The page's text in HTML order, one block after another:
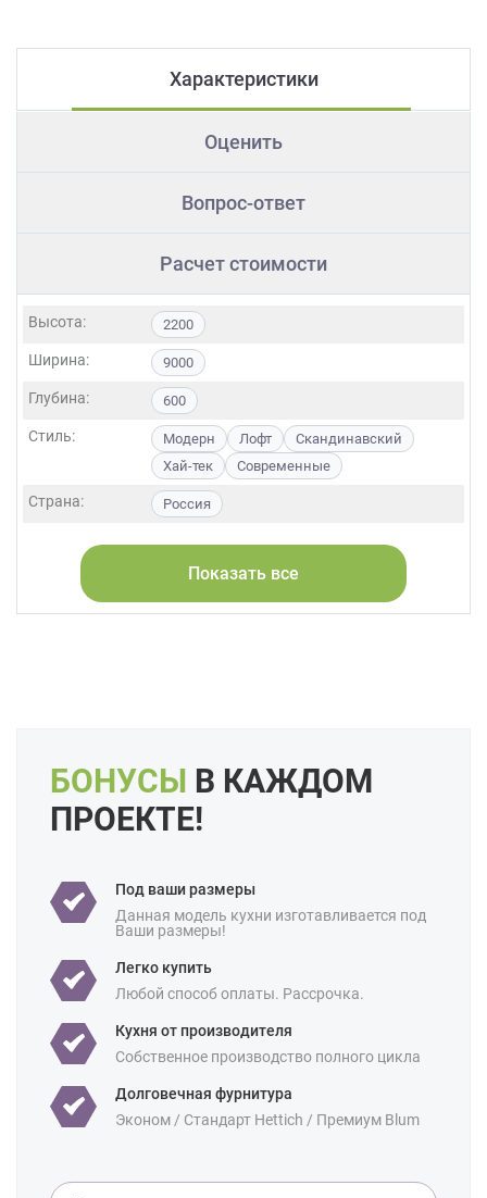
Характеристики
Оценить
Вопрос-ответ
Расчет стоимости
Высота: 2200
Ширина: 9000
Глубина: 600
Стиль: Модерн Лофт
Скандинавский
Хай-тек
Современные
Страна: Россия
ЛДСП МДФ Пластик
Акрил
Alvic / УФ лак
Эмаль
С встроенной техникой
Производство: Российские
Ценовая
категория:
Премиум-класс
Назначение: В частный дом
Площадь: 18 кв м
Показать все
БОНУСЫ В КАЖДОМ
ПРОЕКТЕ!
Под ваши размеры
Данная модель кухни изготавливается под
Ваши размеры!
Легко купить
Любой способ оплаты. Рассрочка.
Кухня от производителя
Собственное производство полного цикла
Долговечная фурнитура
Эконом / Стандарт Hettich / Премиум Blum